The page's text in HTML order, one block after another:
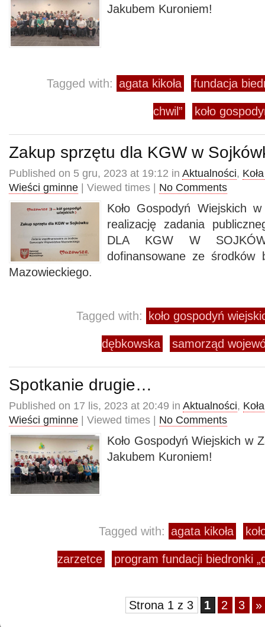
Jakubem Kuroniem!
Tagged with: agata kikoła fundacja
chwil” koło
Zakup sprzętu dla KGW w
Published on 5 gru, 2023 at 19:12 in Aktualności,
Wieści gminne | Viewed times | No Comments
Koło Gospodyń Wiejskich
realizację zadania
DLA KGW W
dofinansowane ze środków
Mazowieckiego.
Tagged with: koło gospodyń
dębkowska samorząd
Spotkanie drugie…
Published on 17 lis, 2023 at 20:49 in Aktualności,
Wieści gminne | Viewed times | No Comments
Koło Gospodyń Wiejskich w
Jakubem Kuroniem!
Tagged with: agata kikoła
zarzetce program fundacji biedronki
Strona 1 z 3 1 2 3 »